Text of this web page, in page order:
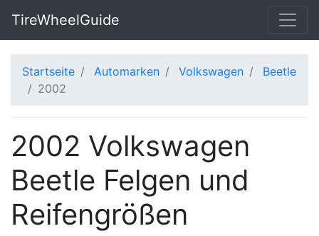
TireWheelGuide
Startseite Automarken Volkswagen
Beetle
2002
2002 Volkswagen
Beetle Felgen und
Reifengrößen